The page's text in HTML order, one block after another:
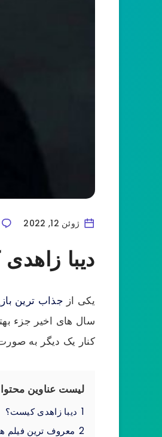
ژوئن 12, 2022
دیبا
یکی از جذاب ترین
سال های اخیر جزء
کنار یک دیگر به
لیست عناوین محتوا
1 دیبا زاهدی کیست؟
2 معروف ترین فیلم